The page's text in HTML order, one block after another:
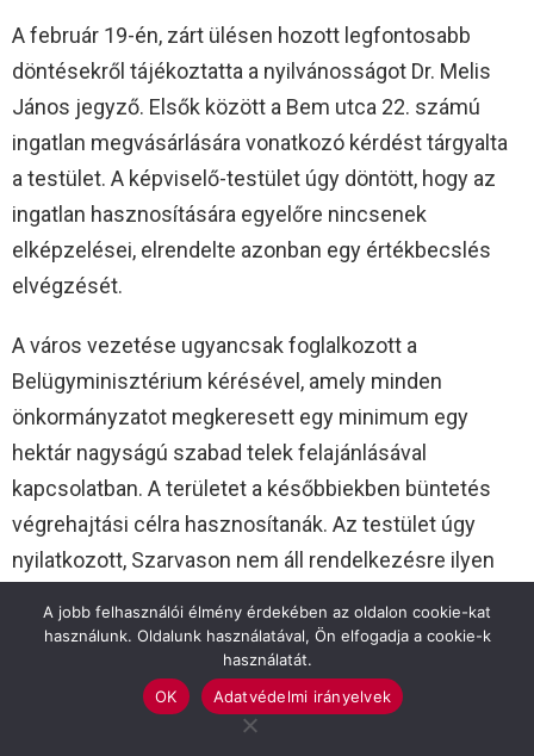
A február 19-én, zárt ülésen hozott legfontosabb
döntésekről tájékoztatta a nyilvánosságot Dr. Melis
János jegyző. Elsők között a Bem utca 22. számú
ingatlan megvásárlására vonatkozó kérdést tárgyalta
a testület. A képviselő-testület úgy döntött, hogy az
ingatlan hasznosítására egyelőre nincsenek
elképzelései, elrendelte azonban egy értékbecslés
elvégzését.
A város vezetése ugyancsak foglalkozott a
Belügyminisztérium kérésével, amely minden
önkormányzatot megkeresett egy minimum egy
hektár nagyságú szabad telek felajánlásával
kapcsolatban. A területet a későbbiekben büntetés
végrehajtási célra hasznosítanák. Az testület úgy
nyilatkozott, Szarvason nem áll rendelkezésre ilyen
Dr. Hegedűs Norbert hatósági osztályvezető-
helyettes a szociális ellátó rendszer és a segélyezési
rendszer változásairól tájékoztatta a lakosságot.
A jobb felhasználói élmény érdekében az oldalon cookie-kat
használunk. Oldalunk használatával, Ön elfogadja a cookie-k
használatát.
OK
Adatvédelmi irányelvek